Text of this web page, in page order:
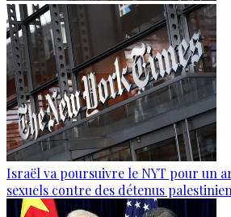
Israël va poursuivre le NYT pour un
sexuels contre des détenus